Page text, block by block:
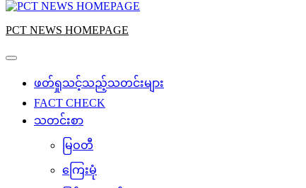
PCT NEWS HOMEPAGE
ဖတ်ရှုသင့်သည့်သတင်းများ
FACT CHECK
သတင်းစာ
မြဝတီ
ကြေးမုံ